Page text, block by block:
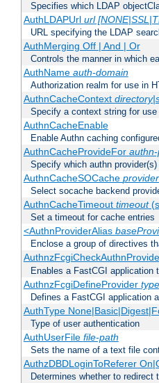
Specifies which LDAP
AuthLDAPUrl url
URL specifying the LDAP
AuthMerging Off | And | Or
Controls the manner in which
AuthName auth-domain
Authorization realm for use in
AuthnCacheContext
Specify a context string for
AuthnCacheEnable
Enable Authn caching
AuthnCacheProvideFor
Specify which authn
AuthnCacheSOCache
Select socache backend
AuthnCacheTimeout timeout
Set a timeout for cache entries
<AuthnProviderAlias
Enclose a group of directives
Enables a FastCGI application
AuthnzFcgiDefineProvider type
Defines a FastCGI application
AuthType
Type of user authentication
AuthUserFile file-path
Sets the name of a text file
AuthzDBDLoginToReferer
Determines whether to